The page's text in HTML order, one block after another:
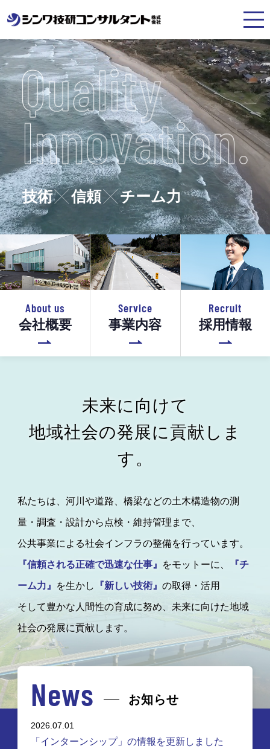
技術 信頼 チーム力
About us
会社概要
Service
事業内容
Recruit
採用情報
未来に向けて
地域社会の発展に貢献しま
す。
私たちは、河川や道路、橋梁などの土木構造物の測
量・調査・設計から点検・維持管理まで、
公共事業による社会インフラの整備を行っています。
『信頼される正確で迅速な仕事』 をモットーに、 『チ
ーム力』 を生かし 『新しい技術』の取得・活用
そして豊かな人間性の育成に努め、未来に向けた地域
社会の発展に貢献します。
News お知らせ
2026.07.01
「インターンシップ」の情報を更新しました